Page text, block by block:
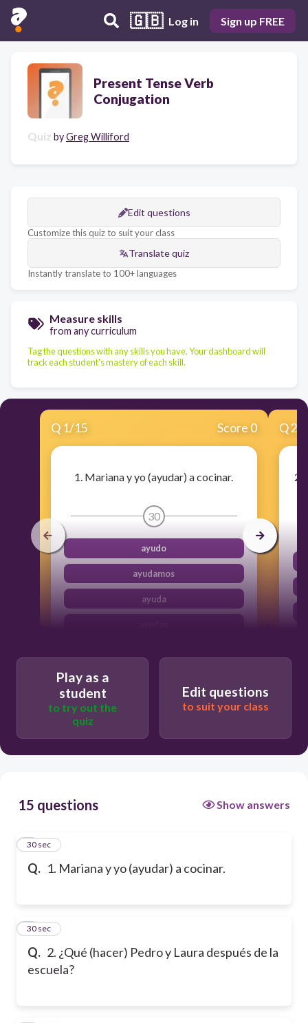
🇬🇧 Log in Sign up FREE
Present Tense Verb
Conjugation
Quiz byGreg Williford
Edit questions
Customize this quiz to suit your class
Translate quiz
Instantly translate to 100+ languages
Measure skills
from any curriculum
Tag the questions with any skills you have. Your dashboard will
track each student's mastery of each skill.
Q 1/15 Score 0
1. Mariana y yo (ayudar) a cocinar.
30
ayudo
ayudamos
ayuda
Q2
2.
Play as a
student
to try out the
quiz
Edit questions
to suit your class
15 questions Show answers
Q. 1. Mariana y yo (ayudar) a cocinar.
1
30 sec
Q. 2. ¿Qué (hacer) Pedro y Laura después de la
escuela?
2
30 sec